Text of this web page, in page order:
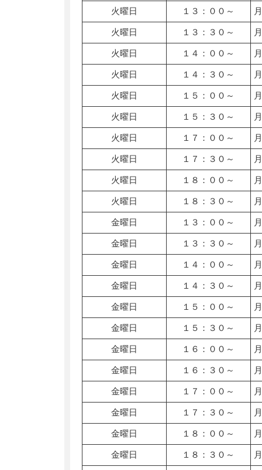
火曜日 １３：００～
火曜日 １３：３０～
火曜日 １４：００～
火曜日 １４：３０～
火曜日 １５：００～
火曜日 １５：３０～
火曜日 １７：００～
火曜日 １７：３０～
火曜日 １８：００～
火曜日 １８：３０～
金曜日 １３：００～
金曜日 １３：３０～
金曜日 １４：００～
金曜日 １４：３０～
金曜日 １５：００～
金曜日 １５：３０～
金曜日 １６：００～
金曜日 １６：３０～
金曜日 １７：００～
金曜日 １７：３０～
金曜日 １８：００～
金曜日 １８：３０～